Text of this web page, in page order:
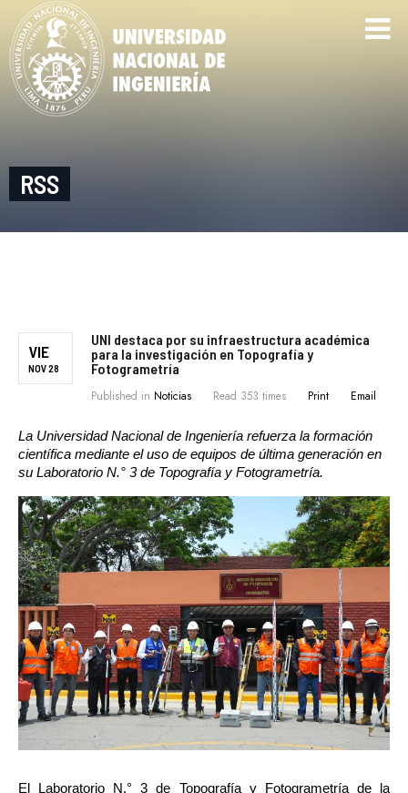
RSS
VIE
NOV 28
UNI destaca por su infraestructura académica
para la investigación en Topografía y
Fotogrametría
Published in Noticias Read 353 times Print Email
La Universidad Nacional de Ingeniería refuerza la formación
científica mediante el uso de equipos de última generación en
su Laboratorio N.° 3 de Topografía y Fotogrametría.
El Laboratorio N.° 3 de Topografía y Fotogrametría de la